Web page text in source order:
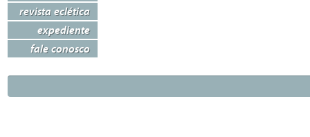
revista eclética
expediente
fale conosco